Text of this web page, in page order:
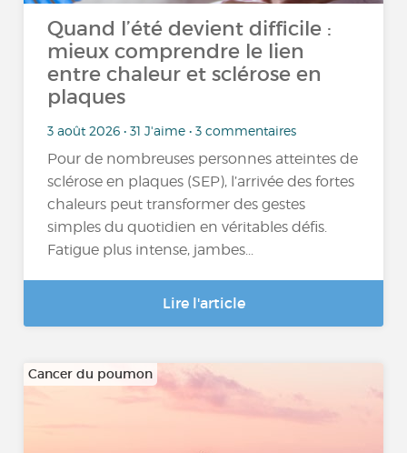
Quand l’été devient difficile :
mieux comprendre le lien
entre chaleur et sclérose en
plaques
3 août 2026 • 31 J'aime • 3 commentaires
Pour de nombreuses personnes atteintes de
sclérose en plaques (SEP), l’arrivée des fortes
chaleurs peut transformer des gestes
simples du quotidien en véritables défis.
Fatigue plus intense, jambes...
Lire l'article
Cancer du poumon